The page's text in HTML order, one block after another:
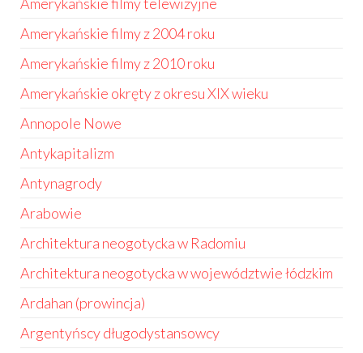
Amerykańskie filmy z 2004 roku
Amerykańskie filmy z 2010 roku
Amerykańskie okręty z okresu XIX wieku
Annopole Nowe
Antykapitalizm
Antynagrody
Arabowie
Architektura neogotycka w Radomiu
Architektura neogotycka w województwie łódzkim
Ardahan (prowincja)
Argentyńscy długodystansowcy